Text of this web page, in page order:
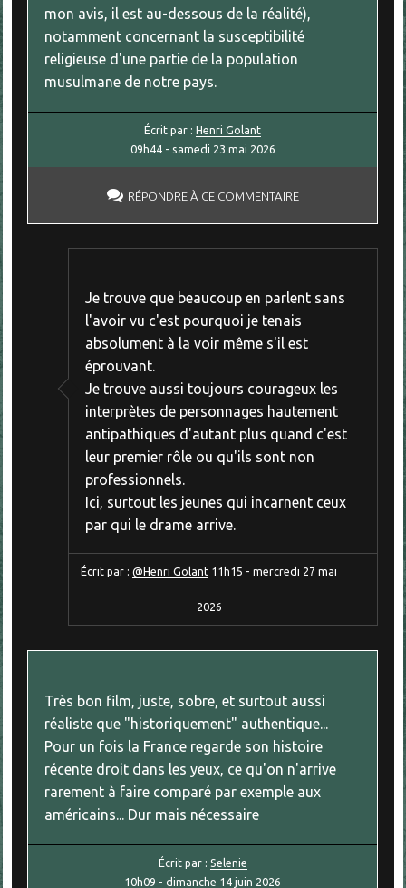
mon avis, il est au-dessous de la réalité),
notamment concernant la susceptibilité
religieuse d'une partie de la population
musulmane de notre pays.
Écrit par :Henri Golant
09h44- samedi 23 mai 2026
RÉPONDRE À CE COMMENTAIRE
Je trouve que beaucoup en parlent sans
l'avoir vu c'est pourquoi je tenais
absolument à la voir même s'il est
éprouvant.
Je trouve aussi toujours courageux les
interprètes de personnages hautement
antipathiques d'autant plus quand c'est
leur premier rôle ou qu'ils sont non
professionnels.
Ici, surtout les jeunes qui incarnent ceux
par qui le drame arrive.
Écrit par :@Henri Golant 11h15 -mercredi 27 mai
2026
Très bon film, juste, sobre, et surtout aussi
réaliste que "historiquement" authentique...
Pour un fois la France regarde son histoire
récente droit dans les yeux, ce qu'on n'arrive
rarement à faire comparé par exemple aux
américains... Dur mais nécessaire
Écrit par : Selenie
10h09 -dimanche 14 juin 2026